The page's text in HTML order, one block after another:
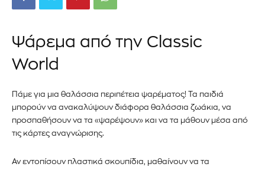
Ψάρεμα από την Classic
World
Πάμε για μια θαλάσσια περιπέτεια ψαρέματος! Τα παιδιά
μπορούν να ανακαλύψουν διάφορα θαλάσσια ζωάκια, να
προσπαθήσουν να τα «ψαρέψουν» και να τα μάθουν μέσα από
τις κάρτες αναγνώρισης.
Αν εντοπίσουν πλαστικά σκουπίδια, μαθαίνουν να τα